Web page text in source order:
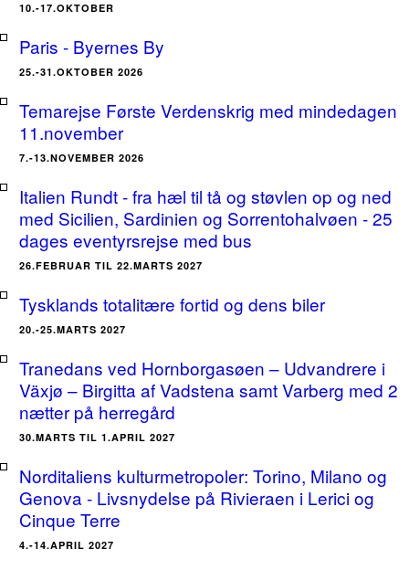
10.-17.OKTOBER
Paris - Byernes By
25.-31.OKTOBER 2026
Temarejse Første Verdenskrig med mindedagen
11.november
7.-13.NOVEMBER 2026
Italien Rundt - fra hæl til tå og støvlen op og ned
med Sicilien, Sardinien og Sorrentohalvøen - 25
dages eventyrsrejse med bus
26.FEBRUAR TIL 22.MARTS 2027
Tysklands totalitære fortid og dens biler
20.-25.MARTS 2027
Tranedans ved Hornborgasøen – Udvandrere i
Växjø – Birgitta af Vadstena samt Varberg med 2
nætter på herregård
30.MARTS TIL 1.APRIL 2027
Norditaliens kulturmetropoler: Torino, Milano og
Genova - Livsnydelse på Rivieraen i Lerici og
Cinque Terre
4.-14.APRIL 2027